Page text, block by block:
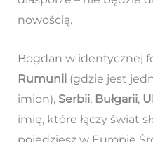
nowością.
Bogdan w identycznej
Rumunii(gdzie jest
imion), Serbii, Bułgarii,
imię, które łączy świat
pojedziesz w Europie